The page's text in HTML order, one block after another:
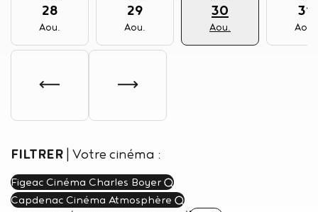
28
Aou.
29
Aou.
30
Aou.
31
Aou.
FILTRER Votre cinéma :
Figeac Cinéma Charles Boyer
Capdenac Cinéma Atmosphère